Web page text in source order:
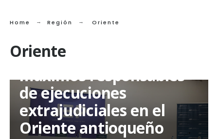
Home Región Oriente
Oriente
Imputación de cargos a
máximos responsables
de ejecuciones
extrajudiciales en el
Oriente antioqueño